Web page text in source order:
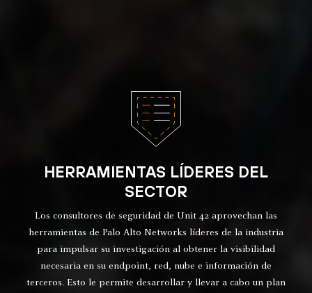
HERRAMIENTAS LÍDERES DEL
SECTOR
Los consultores de seguridad de Unit 42 aprovechan las
herramientas de Palo Alto Networks líderes de la industria
para impulsar su investigación al obtener la visibilidad
necesaria en su endpoint, red, nube e información de
terceros. Esto le permite desarrollar y llevar a cabo un plan